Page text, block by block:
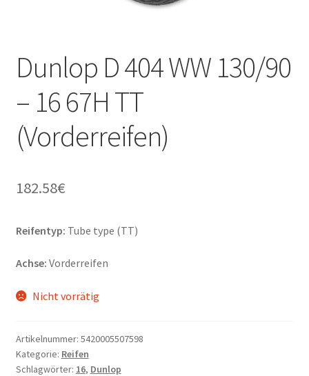
Dunlop D 404 WW 130/90
– 16 67H TT
(Vorderreifen)
182.58€
Reifentyp: Tube type (TT)
Achse: Vorderreifen
Nicht vorrätig
Artikelnummer: 5420005507598
Kategorie: Reifen
Schlagwörter: 16, Dunlop